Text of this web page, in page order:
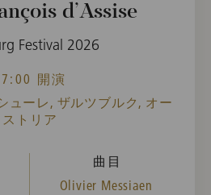
d’Assise
Festival 2026
開演
ューレ, ザルツブルク, オー
ストリア
曲目
Olivier Messiaen